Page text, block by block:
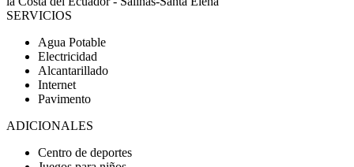
SERVICIOS
Agua Potable
Electricidad
Alcantarillado
Internet
Pavimento
ADICIONALES
Centro de deportes